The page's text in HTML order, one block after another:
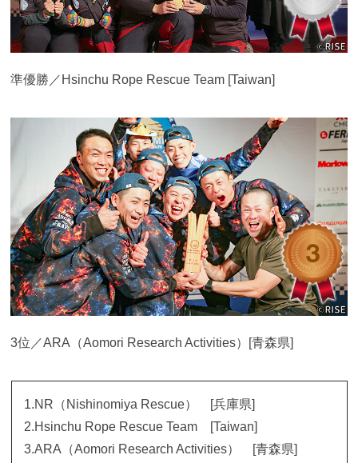
準優勝／Hsinchu Rope Rescue Team [Taiwan]
3位／ARA（Aomori Research Activities）[青森県]
1.NR（Nishinomiya Rescue） [兵庫県]
2.Hsinchu Rope Rescue Team [Taiwan]
3.ARA（Aomori Research Activities） [青森県]